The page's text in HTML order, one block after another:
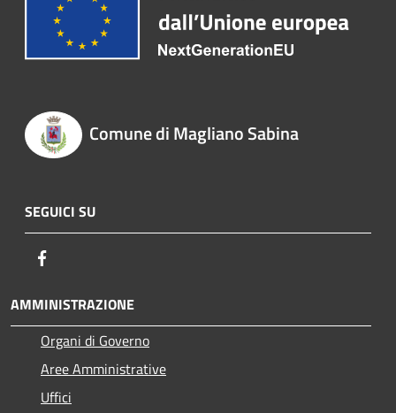
Comune di Magliano Sabina
SEGUICI SU
AMMINISTRAZIONE
Organi di Governo
Aree Amministrative
Uffici